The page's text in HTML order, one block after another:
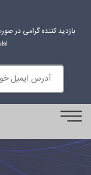
بازدید کننده گرامی در